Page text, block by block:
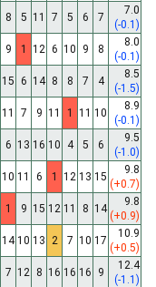
8 5 11 7 5 6 7
7.0
(-0.1)
9 1 12 6 10 9 8
8.0
(-0.1)
15 6 14 8 8 7 4
8.5
(-1.5)
11 7 9 11 1 11 10
8.9
(-0.1)
6 13 16 10 4 5 6
9.5
(-1.0)
10 11 6 1 12 13 15
9.8
(+0.7)
1 9 15 12 11 8 14
9.8
(+0.9)
14 10 13 2 7 10 17
10.9
(+0.5)
7 12 8 16 16 16 9
12.4
(-1.1)